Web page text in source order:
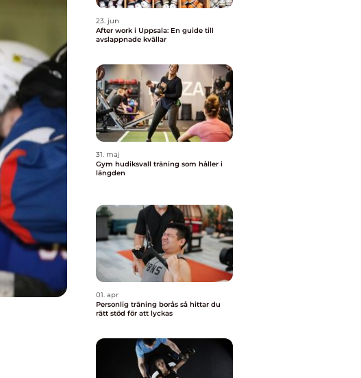
23. jun
After work i Uppsala: En guide till
avslappnade kvällar
31. maj
Gym hudiksvall träning som håller i
längden
01. apr
Personlig träning borås så hittar du
rätt stöd för att lyckas